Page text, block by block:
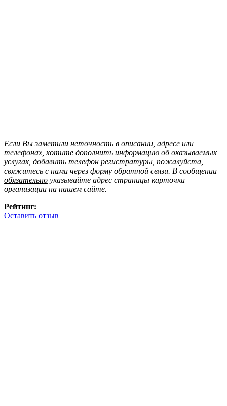
Если Вы заметили неточность в описании, адресе или
телефонах, хотите дополнить информацию об оказываемых
услугах, добавить телефон регистратуры, пожалуйста,
свяжитесь с нами через форму обратной связи. В сообщении
обязательно указывайте адрес страницы карточки
организации на нашем сайте.
Рейтинг:
Оставить отзыв